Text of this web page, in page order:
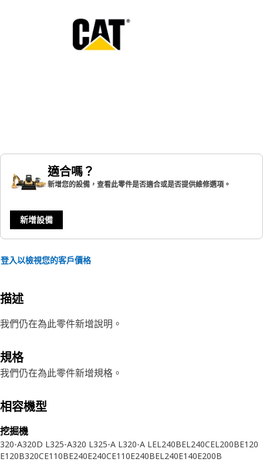
適合嗎？
新增您的設備，查看此零件是否適合或是否提供維修選項。
新增設備
登入以檢視您的客戶價格
描述
我們仍在為此零件新增說明。
規格
我們仍在為此零件新增規格。
相容機型
挖掘機
320-A320D L325-A320 L325-A L320-A LEL240BEL240CEL200BE120
E120B320CE110BE240E240CE110E240BEL240E140E200B